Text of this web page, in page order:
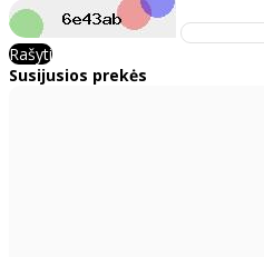
Rašyti
Susijusios prekės